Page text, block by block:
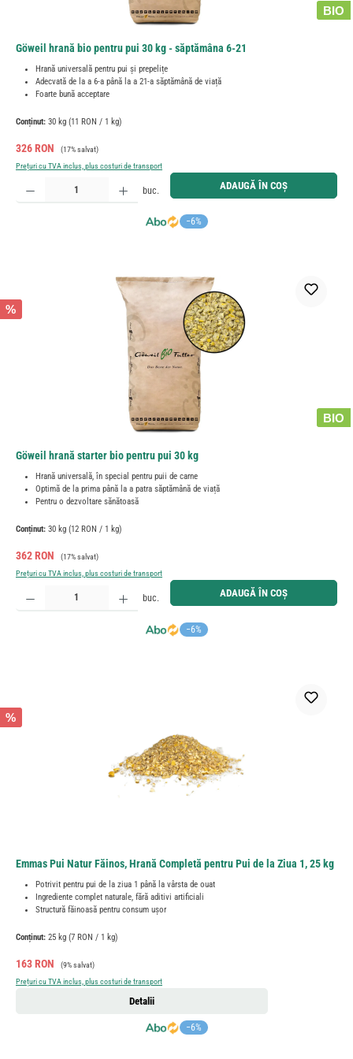
BIO
Göweil hrană bio pentru pui 30 kg - săptămâna 6-21
Hrană universală pentru pui și prepelițe
Adecvată de la a 6-a până la a 21-a săptămână de viață
Foarte bună acceptare
Conținut: 30 kg (11 RON / 1 kg)
Preț de vânzare:
326 RON Preț obișnuit:
(17% salvat)
Prețuri cu TVA inclus, plus costuri de transport
−6%
Cantitate produs: Introduceți cantitatea dorită sau utilizați butoanele pentru a mări sau micșora
buc. ADAUGĂ ÎN COȘ
%
BIO
Göweil hrană starter bio pentru pui 30 kg
Hrană universală, în special pentru puii de carne
Optimă de la prima până la a patra săptămână de viață
Pentru o dezvoltare sănătoasă
Conținut: 30 kg (12 RON / 1 kg)
Preț de vânzare:
362 RON Preț obișnuit:
(17% salvat)
Prețuri cu TVA inclus, plus costuri de transport
−6%
Cantitate produs: Introduceți cantitatea dorită sau utilizați butoanele pentru a mări sau micșora
buc. ADAUGĂ ÎN COȘ
%
Emmas Pui Natur Făinos, Hrană Completă pentru Pui de la Ziua 1, 25 kg
Potrivit pentru pui de la ziua 1 până la vârsta de ouat
Ingrediente complet naturale, fără aditivi artificiali
Structură făinoasă pentru consum ușor
Conținut: 25 kg (7 RON / 1 kg)
Preț de vânzare:
163 RON Preț obișnuit:
(9% salvat)
Prețuri cu TVA inclus, plus costuri de transport
−6%
Detalii